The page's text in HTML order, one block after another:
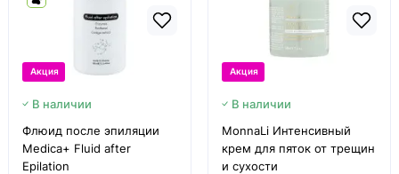
Акция
В наличии
Флюид после эпиляции
Medica+ Fluid after
Epilation
Акция
В наличии
MonnaLi Интенсивный
крем для пяток от трещин
и сухости